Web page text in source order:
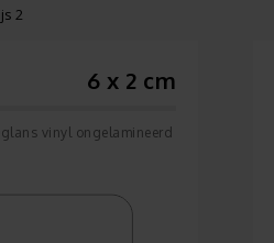
2
6 x 2 cm
vinyl ongelamineerd